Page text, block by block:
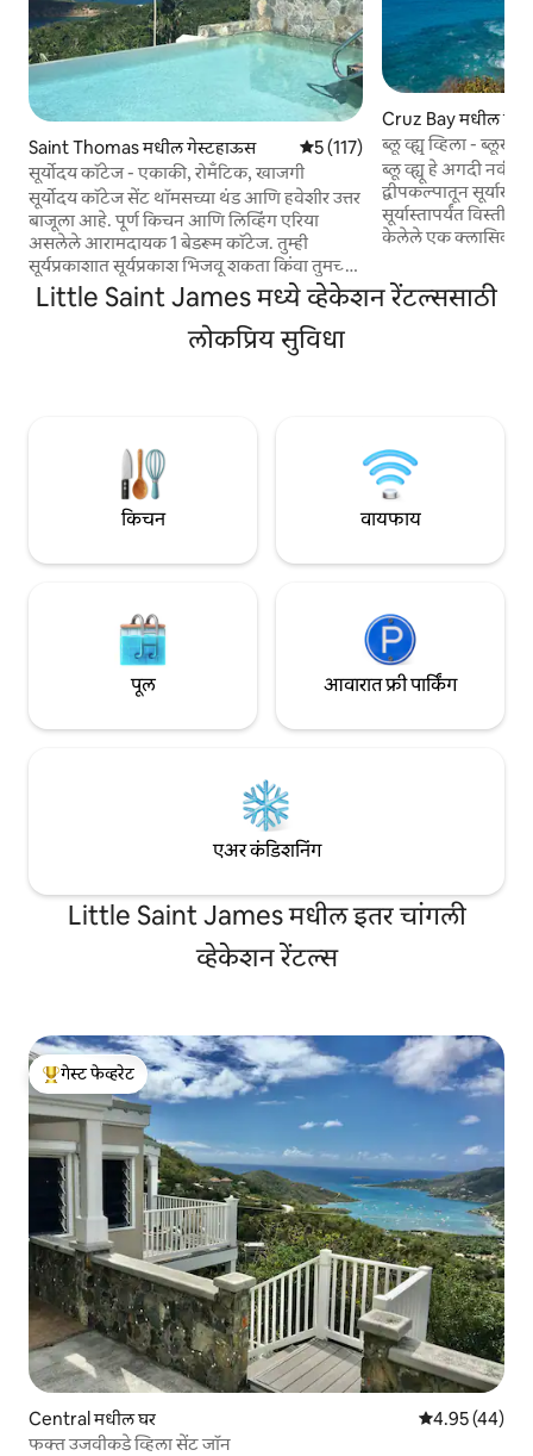
Saint Thomas मधील गेस्टहाऊस 5 पैकी 5 सरासरी रेटिंग, 117 रिव्ह्यूज
5 (117)
सूर्योदय कॉटेज - एकाकी, रोमँटिक, खाजगी
सूर्योदय कॉटेज सेंट थॉमसच्या थंड आणि हवेशीर उत्तर
बाजूला आहे. पूर्ण किचन आणि लिव्हिंग एरिया
असलेले आरामदायक 1 बेडरूम कॉटेज. तुम्ही
सूर्यप्रकाशात सूर्यप्रकाश भिजवू शकता किंवा तुमच्या
खाजगी सोकिंग पूलमध्ये हँग आऊट करू शकता,
तसेच दिवसा श्वासोच्छ्वास आणि रात्रीच्या वेळी
ताऱ्यांच्या विपुलतेची प्रशंसा करू शकता. बाहेर
पडताना तुम्ही मॅजेन्स बे बीचपासून 20 मिनिटांच्या
फक्त 18 किंवा त्याहून अधिक वयाचे प्रौढ आहे.
Cruz Bay मधील
ब्लू व्ह्यू व्हिला - ब्लूस्ट
ब्लू व्ह्यू हे अगदी नवीन
द्वीपकल्पातून
सूर्यास्तापर्यंत
केलेले एक क्लासिक
असलेल्या अनियंत्रित
करणे अत्यंत
Little Saint James मध्ये व्हेकेशन रेंटल्ससाठी
लोकप्रिय सुविधा
किचन वायफाय
पूल आवारात फ्री पार्किंग
एअर कंडिशनिंग
Little Saint James मधील इतर चांगली
व्हेकेशन रेंटल्स
टॉप गेस्ट फेव्हरेट
गेस्ट फेव्हरेट
Central मधील घर 5 पैकी 4.95
4.95 (44)
फक्त उजवीकडे व्हिला सेंट जॉन